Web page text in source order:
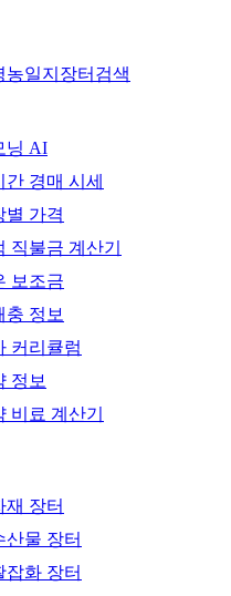
농일지 장터 검색
닝 AI
간 경매 시세
별 가격
직불금 계산기
보조금
충 정보
커리큘럼
정보
비료 계산기
재 장터
산물 장터
잡화 장터